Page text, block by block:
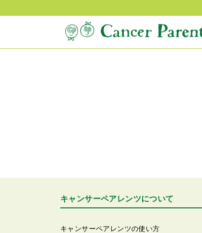
キャンサーペアレンツについて
キャンサーペアレンツの使い方